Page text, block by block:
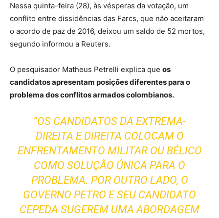
Nessa quinta-feira (28), às vésperas da votação, um
conflito entre dissidências das Farcs, que não aceitaram
o acordo de paz de 2016, deixou um saldo de 52 mortos,
segundo informou a Reuters.
O pesquisador Matheus Petrelli explica que os
candidatos apresentam posições diferentes para o
problema dos conflitos armados colombianos.
“OS CANDIDATOS DA EXTREMA-
DIREITA E DIREITA COLOCAM O
ENFRENTAMENTO MILITAR OU BÉLICO
COMO SOLUÇÃO ÚNICA PARA O
PROBLEMA. POR OUTRO LADO, O
GOVERNO PETRO E SEU CANDIDATO
CEPEDA SUGEREM UMA ABORDAGEM